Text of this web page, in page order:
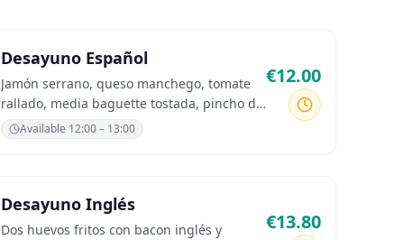
Desayuno Español
Jamón serrano, queso manchego, tomate
rallado, media baguette tostada, pincho de
tortilla.
Available 12:00 – 13:00
€12.00
Desayuno Inglés
Dos huevos fritos con bacon inglés y
€13.80